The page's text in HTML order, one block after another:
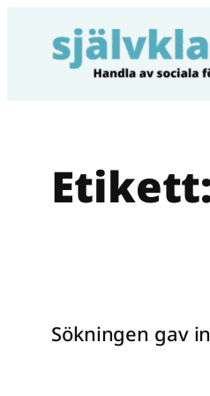
innehåll
Sökningen gav